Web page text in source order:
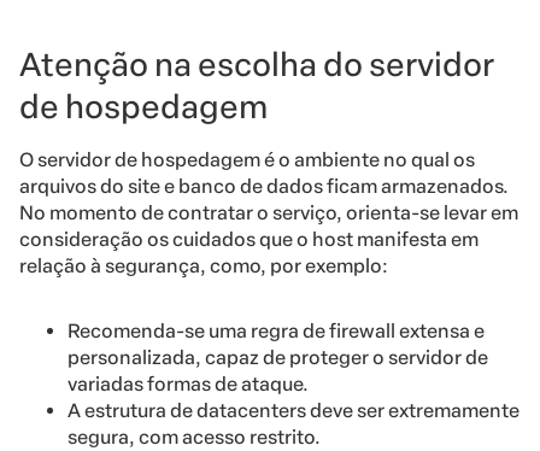
Atenção na escolha do servidor
de hospedagem
O servidor de hospedagem é o ambiente no qual os
arquivos do site e banco de dados ficam armazenados.
No momento de contratar o serviço, orienta-se levar em
consideração oscuidados que o host manifesta em
relação à segurança, como, por exemplo:
Recomenda-se uma regra de firewall extensa e
personalizada, capaz de proteger o servidor de
variadas formas de ataque.
A estrutura de datacenters deve ser extremamente
segura, com acesso restrito.